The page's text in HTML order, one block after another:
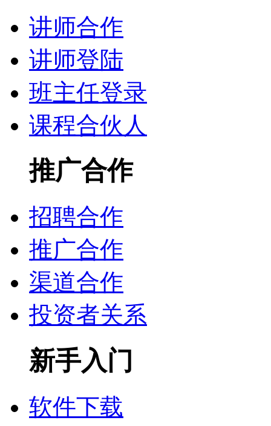
讲师合作
讲师登陆
班主任登录
课程合伙人
推广合作
招聘合作
推广合作
渠道合作
投资者关系
新手入门
软件下载